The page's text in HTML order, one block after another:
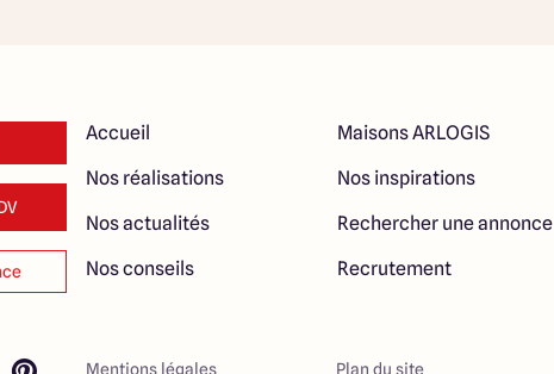
Accueil
Maisons ARLOGIS
Nos réalisations
Nos inspirations
Nos actualités
Rechercher une annonce
Nos conseils
Recrutement
Mentions légales Plan du site